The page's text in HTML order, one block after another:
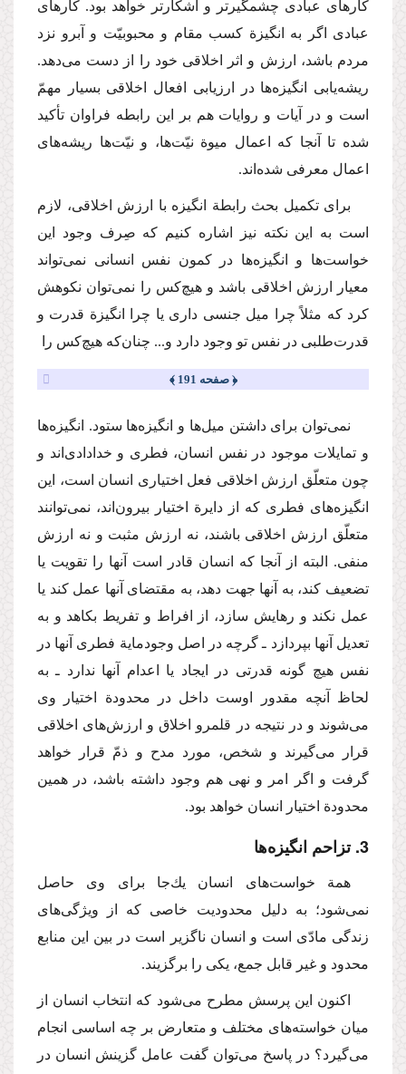
كارهای عبادی چشمگیرتر و آشكارتر خواهد بود. كارهای
عبادی اگر به انگیزة كسب مقام و محبوبیّت و آبرو نزد
مردم باشد، ارزش و اثر اخلاقی خود را از دست می‌دهد.
ریشه‌یابی انگیزه‌ها در ارزیابی افعال اخلاقی بسیار مهمّ
است و در آیات و روایات هم بر این رابطه فراوان تأكید
شده تا آنجا كه اعمال میوة نیّت‌ها، و نیّت‌ها ریشه‌های
اعمال معرفی شده‌اند.
برای تكمیل بحث رابطة انگیزه با ارزش اخلاقی، لازم
است به این نكته نیز اشاره كنیم كه صِرف وجود این
خواست‌ها و انگیزه‌ها در كمون نفس انسانی نمی‌تواند
معیار ارزش اخلاقی باشد و هیچ‌كس را نمی‌توان نكوهش
كرد كه مثلاً چرا میل جنسی داری یا چرا انگیزة قدرت و
قدرت‌طلبی در نفس تو وجود دارد و... چنان‌كه هیچ‌كس را
﴿ صفحه 191 ﴾
نمی‌توان برای داشتن میل‌ها و انگیزه‌ها ستود. انگیزه‌ها
و تمایلات موجود در نفس انسان، فطری و خدادادی‌اند و
چون متعلّق ارزش اخلاقی فعل اختیاری انسان است، این
انگیزه‌های فطری كه از دایرة اختیار بیرون‌اند، نمی‌توانند
متعلّق ارزش اخلاقی باشند، نه ارزش مثبت و نه ارزش
منفی. البته از آنجا كه انسان قادر است آنها را تقویت یا
تضعیف كند، به آنها جهت دهد، به مقتضای آنها عمل كند یا
عمل نكند و رهایش سازد، از افراط و تفریط بكاهد و به
تعدیل آنها بپردازد ـ گرچه در اصل وجودمایة فطری آنها در
نفس هیچ گونه قدرتی در ایجاد یا اعدام آنها ندارد ـ به
لحاظ آنچه مقدور اوست داخل در محدودة اختیار وی
می‌شوند و در نتیجه در قلمرو اخلاق و ارزش‌های اخلاقی
قرار می‌گیرند و شخص، مورد مدح و ذمّ قرار خواهد
گرفت و اگر امر و نهی هم وجود داشته باشد، در همین
محدودة اختیار انسان خواهد بود.
3. تزاحم انگیزه‌ها
همة خواست‌های انسان یك‌جا برای وی حاصل
نمی‌شود؛ به دلیل محدودیت خاصی كه از ویژگی‌های
زندگی مادّی است و انسان ناگزیر است در بین این منابع
محدود و غیر قابل جمع، یكی را برگزیند.
اكنون این پرسش مطرح می‌شود كه انتخاب انسان از
میان خواسته‌های مختلف و متعارض بر چه اساسی انجام
می‌گیرد؟ در پاسخ می‌توان گفت عامل گزینش انسان در